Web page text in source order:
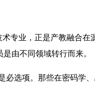
专业，正是产教融合
由不同领域转行而来。
选项。那些在密码学